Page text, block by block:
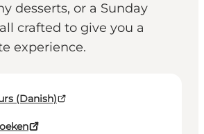
desserts, or a Sunday
crafted to give you a
experience.
(Danish)